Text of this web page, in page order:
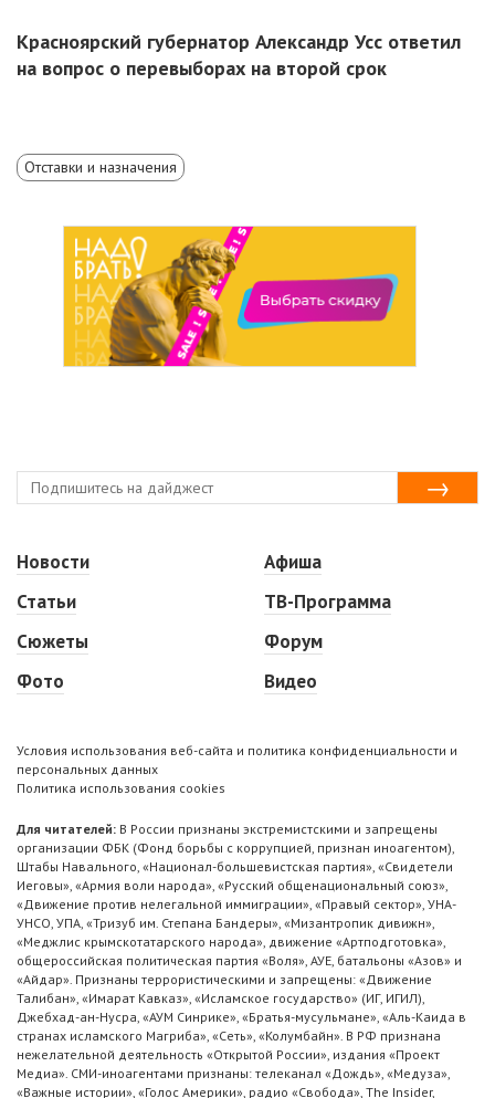
Красноярский губернатор Александр Усс ответил
на вопрос о перевыборах на второй срок
Отставки и назначения
Новости
Статьи
Сюжеты
Фото
Афиша
ТВ-Программа
Форум
Видео
Условия использования веб-сайта и политика конфиденциальности и
персональных данных
Политика использования cookies
Для читателей: В России признаны экстремистскими и запрещены
организации ФБК (Фонд борьбы с коррупцией, признан иноагентом),
Штабы Навального, «Национал-большевистская партия», «Свидетели
Иеговы», «Армия воли народа», «Русский общенациональный союз»,
«Движение против нелегальной иммиграции», «Правый сектор», УНА-
УНСО, УПА, «Тризуб им. Степана Бандеры», «Мизантропик дивижн»,
«Меджлис крымскотатарского народа», движение «Артподготовка»,
общероссийская политическая партия «Воля», АУЕ, батальоны «Азов» и
«Айдар». Признаны террористическими и запрещены: «Движение
Талибан», «Имарат Кавказ», «Исламское государство» (ИГ, ИГИЛ),
Джебхад-ан-Нусра, «АУМ Синрике», «Братья-мусульмане», «Аль-Каида в
странах исламского Магриба», «Сеть», «Колумбайн». В РФ признана
нежелательной деятельность «Открытой России», издания «Проект
Медиа». СМИ-иноагентами признаны: телеканал «Дождь», «Медуза»,
«Важные истории», «Голос Америки», радио «Свобода», The Insider,